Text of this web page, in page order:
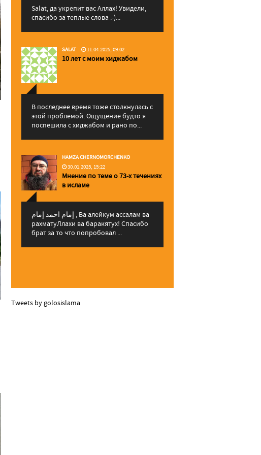
Salat, да укрепит вас Аллаx! Увидели,
спасибо за теплые слова :-)...
SALAT 11.04.2025, 09:02
10 лет с моим хиджабом
В последнее время тоже столкнулась с
этой проблемой. Ощущение будто я
поспешила с хиджабом и рано по...
HAMZA CHERNOMORCHENKO
30.01.2025, 15:22
Мнение по теме о 73-х течениях
в исламе
إمام احمد إمام , Ва алейкум ассалам ва
рахматуЛлахи ва баракятух! Спасибо
брат за то что попробовал ...
Tweets by golosislama